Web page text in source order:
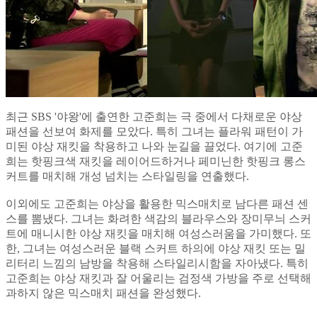
최근 SBS '야왕'에 출연한 고준희는 극 중에서 다채로운 야상
패션을 선보여 화제를 모았다. 특히 그녀는 플라워 패턴이 가
미된 야상 재킷을 착용하고 나와 눈길을 끌었다. 여기에 고준
희는 핫핑크색 재킷을 레이어드하거나 페미닌한 핫핑크 롱스
커트를 매치해 개성 넘치는 스타일링을 연출했다.
이외에도 고준희는 야상을 활용한 믹스매치로 남다른 패션 센
스를 뽐냈다. 그녀는 화려한 색감의 블라우스와 장미무늬 스커
트에 매니시한 야상 재킷을 매치해 여성스러움을 가미했다. 또
한, 그녀는 여성스러운 블랙 스커트 하의에 야상 재킷 또는 밀
리터리 느낌의 남방을 착용해 스타일리시함을 자아냈다. 특히
고준희는 야상 재킷과 잘 어울리는 검정색 가방을 주로 선택해
과하지 않은 믹스매치 패션을 완성했다.